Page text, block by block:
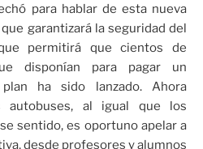
para hablar de esta nueva
garantizará la seguridad del
permitirá que cientos de
disponían para pagar un
ha sido lanzado. Ahora
autobuses, al igual que los
sentido, es oportuno apelar a
desde profesores y alumnos